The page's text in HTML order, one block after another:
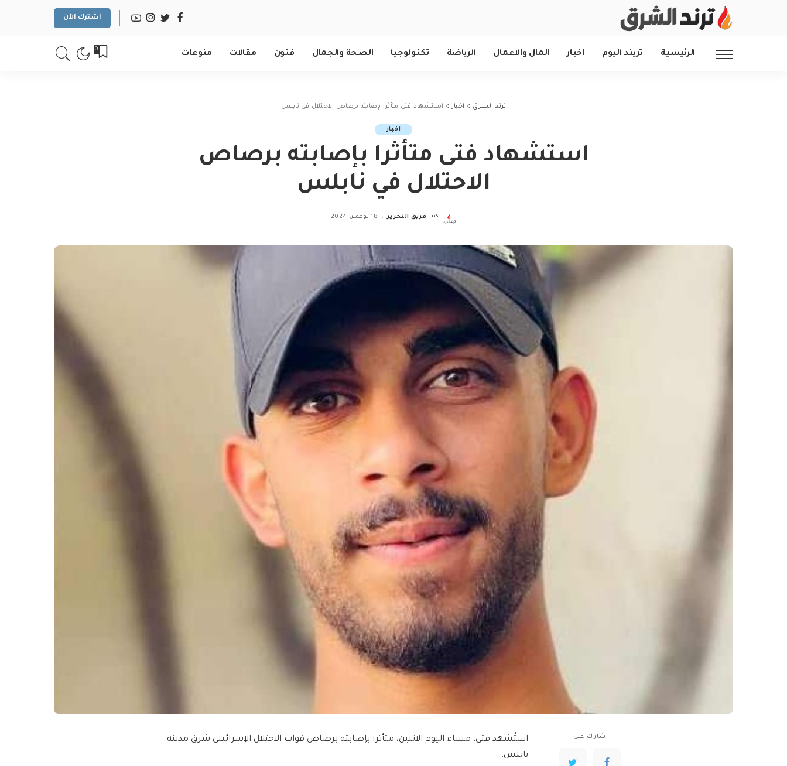
اشترك الآن
الرئيسية تريند اليوم اخبار المال والاعمال الرياضة تكنولوجيا الصحة والجمال فنون مقالات منوعات 0
ترند الشرق > اخبار > استشهاد فتى متأثرا بإصابته برصاص الاحتلال في نابلس
اخبار
استشهاد فتى متأثرا بإصابته برصاص
الاحتلال في نابلس
Posted
كتب فريق التحرير 18 نوفمبر، 2024
شارك على
استُشهد فتى، مساء اليوم الاثنين، متأثرا بإصابته برصاص قوات الاحتلال الإسرائيلي شرق مدينة
نابلس.